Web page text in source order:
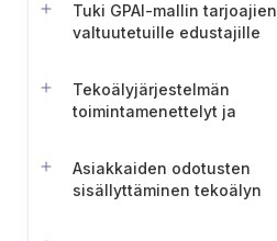
Tuki GPAI-mallin tarjoajien
valtuutetuille edustajille
Tekoälyjärjestelmän
toimintamenettelyt ja
Asiakkaiden odotusten
sisällyttäminen tekoälyn